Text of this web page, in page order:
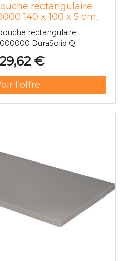
rectangulaire
140 x 100 x 5 cm,
gris bétonrectangulaire
DuraSolid Q
€